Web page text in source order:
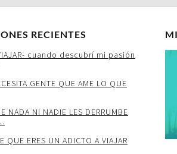
RECIENTES
cuando descubrí mi pasión
GENTE QUE AME LO QUE
NADA NI NADIE LES DERRUMBE
QUE ERES UN ADICTO A VIAJAR